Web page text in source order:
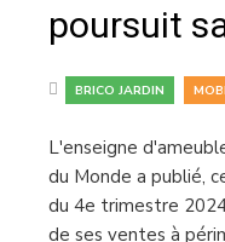
poursuit
BRICO JARDIN
L'enseigne
du Monde a publié,
du 4e trimestre
de ses ventes à